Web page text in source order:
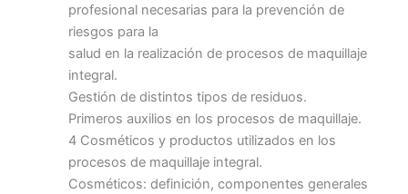
profesional necesarias para la prevención de
riesgos para la
salud en la realización de procesos de maquillaje
integral.
Gestión de distintos tipos de residuos.
Primeros auxilios en los procesos de maquillaje.
4 Cosméticos y productos utilizados en los
procesos de maquillaje integral.
Cosméticos: definición, componentes generales